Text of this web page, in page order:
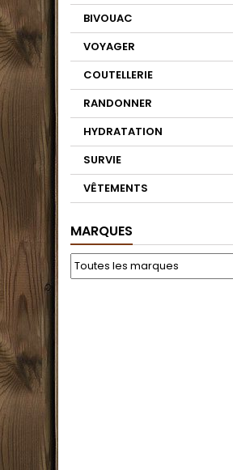
BIVOUAC
VOYAGER
COUTELLERIE
RANDONNER
HYDRATATION
SURVIE
VÊTEMENTS
MARQUES